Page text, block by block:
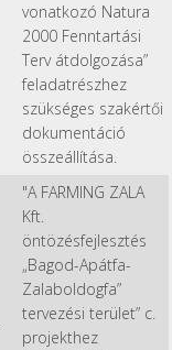
vonatkozó Natura
2000 Fenntartási
Terv átdolgozása”
feladatrészhez
szükséges szakértői
dokumentáció
összeállítása.
"A FARMING ZALA
Kft.
öntözésfejlesztés
„Bagod-Apátfa-
Zalaboldogfa”
tervezési terület” c.
projekthez